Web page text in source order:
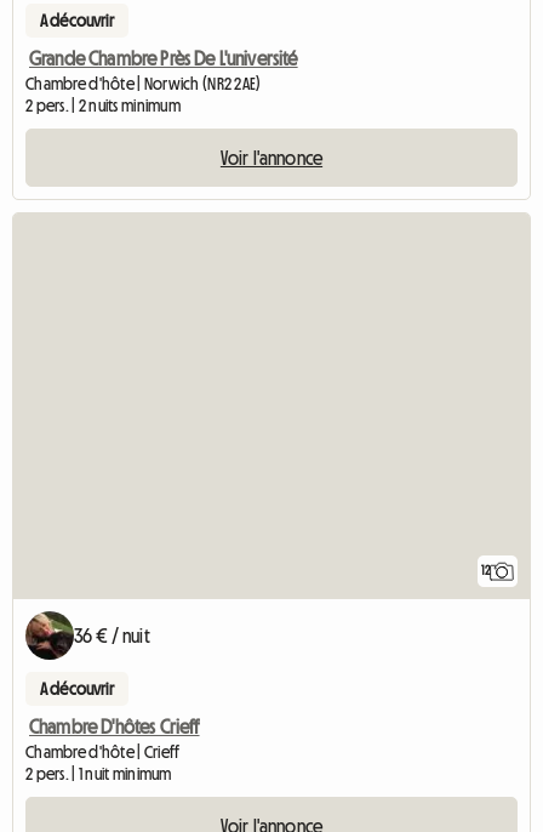
A découvrir
Grande Chambre Près De L'université
Chambre d'hôte | Norwich (NR2 2AE)
2 pers. | 2 nuits minimum
Voir l'annonce
12
36 € / nuit
A découvrir
Chambre D'hôtes Crieff
Chambre d'hôte | Crieff
2 pers. | 1 nuit minimum
Voir l'annonce